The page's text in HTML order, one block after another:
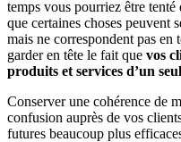
temps vous pourriez être
que certaines choses peuvent
mais ne correspondent pas
garder en tête le fait que vos
produits et services d’un
Conserver une cohérence de
confusion auprès de vos
futures beaucoup plus